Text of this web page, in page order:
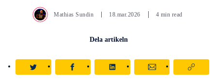
Mathias Sundin 18.mar.2026 4 min read
Dela artikeln